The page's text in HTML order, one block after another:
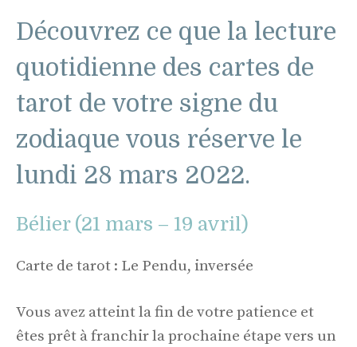
Découvrez ce que la lecture
quotidienne des cartes de
tarot de votre signe du
zodiaque vous réserve le
lundi 28 mars 2022.
Bélier (21 mars – 19 avril)
Carte de tarot : Le Pendu, inversée
Vous avez atteint la fin de votre patience et
êtes prêt à franchir la prochaine étape vers un